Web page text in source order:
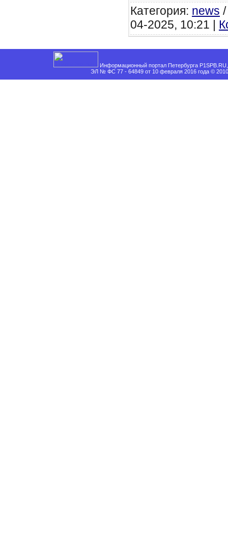
Категория: news
04-2025, 10:21 |
Информационный портал Петербурга
ЭЛ № ФС 77 - 64849 от 10 февраля 2016 года ©